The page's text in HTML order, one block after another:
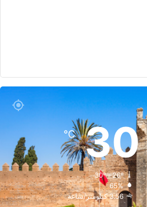
30
℃
30º - 26º
65%
3.56 كيلومتر/ساعة